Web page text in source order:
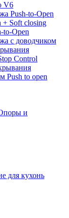
V6
Push-to-Open
Soft closing
Open
с доводчиком
Control
Push to open
и
для кухонь